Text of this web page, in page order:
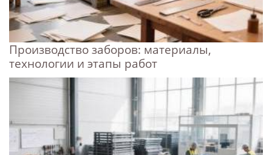
Производство заборов: материалы,
технологии и этапы работ